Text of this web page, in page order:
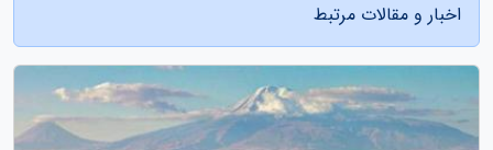
اخبار و مقالات مرتبط